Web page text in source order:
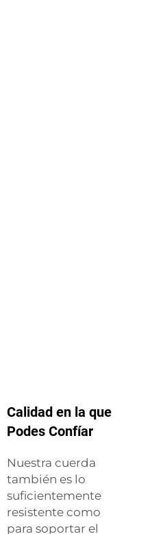
Calidad en la que
Podes Confíar
Nuestra cuerda
también es lo
suficientemente
resistente como
para soportar el